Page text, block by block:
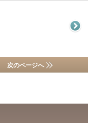
次のページへ